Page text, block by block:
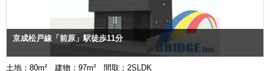
京成松戸線「前原」駅徒歩11分
土地：80m² 建物：97m² 間取：2SLDK